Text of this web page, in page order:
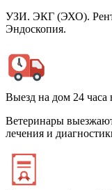
УЗИ. ЭКГ (ЭХО).
Эндоскопия.
Выезд на дом 24 часа
Ветеринары
лечения и